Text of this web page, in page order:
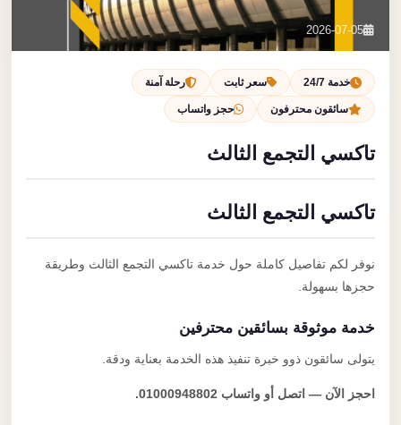
بنا
احجز الآن
2026-07-05
خدمة 24/7 سعر ثابت رحلة آمنة
سائقون محترفون حجز واتساب
تاكسي التجمع الثالث
تاكسي التجمع الثالث
نوفر لكم تفاصيل كاملة حول خدمة تاكسي التجمع الثالث وطريقة
حجزها بسهولة.
خدمة موثوقة بسائقين محترفين
يتولى سائقون ذوو خبرة تنفيذ هذه الخدمة بعناية ودقة.
احجز الآن — اتصل أو واتساب 01000948802.